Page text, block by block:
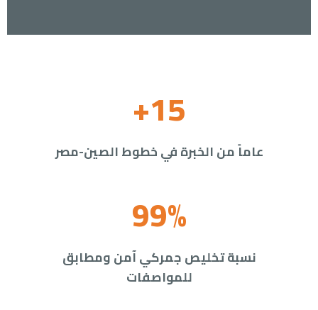
+15
عاماً من الخبرة في خطوط الصين-مصر
99%
نسبة تخليص جمركي آمن ومطابق
للمواصفات